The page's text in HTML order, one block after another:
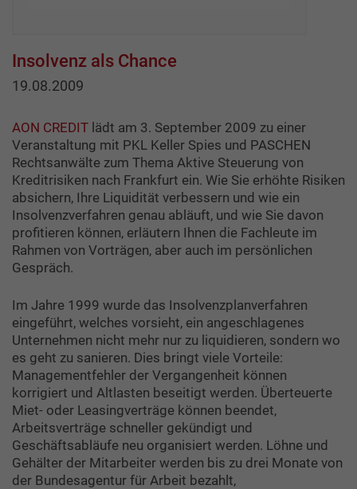
Insolvenz als Chance
19.08.2009
AON CREDIT lädt am 3. September 2009 zu einer
Veranstaltung mit PKL Keller Spies und PASCHEN
Rechtsanwälte zum Thema Aktive Steuerung von
Kreditrisiken nach Frankfurt ein. Wie Sie erhöhte Risiken
absichern, Ihre Liquidität verbessern und wie ein
Insolvenzverfahren genau abläuft, und wie Sie davon
profitieren können, erläutern Ihnen die Fachleute im
Rahmen von Vorträgen, aber auch im persönlichen
Gespräch.
Im Jahre 1999 wurde das Insolvenzplanverfahren
eingeführt, welches vorsieht, ein angeschlagenes
Unternehmen nicht mehr nur zu liquidieren, sondern wo
es geht zu sanieren. Dies bringt viele Vorteile:
Managementfehler der Vergangenheit können
korrigiert und Altlasten beseitigt werden. Überteuerte
Miet- oder Leasingverträge können beendet,
Arbeitsverträge schneller gekündigt und
Geschäftsabläufe neu organisiert werden. Löhne und
Gehälter der Mitarbeiter werden bis zu drei Monate von
der Bundesagentur für Arbeit bezahlt,